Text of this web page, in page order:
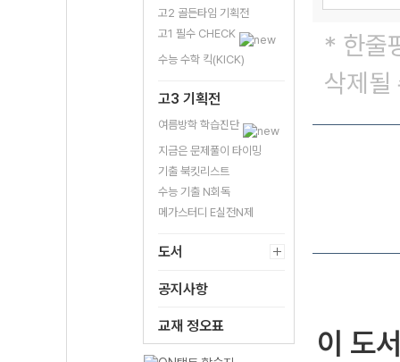
고2 골든타임 기획전
고1 필수 CHECK
수능 수학 킥(KICK)
고3 기획전
여름방학 학습진단
지금은 문제풀이 타이밍
기출 북킷리스트
수능 기출 N회독
메가스터디 E실전N제
도서
공지사항
교재 정오표
* 한줄
삭제될
이 도